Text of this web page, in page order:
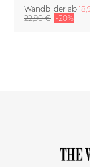
Wandbilder ab
22,90 € -20%